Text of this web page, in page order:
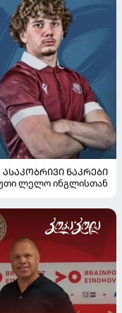
ᲐᲡᲐᲙᲝᲑᲠᲘᲕᲘ ᲜᲐᲙᲠᲔᲑᲘ
ლელო ინგლისთან